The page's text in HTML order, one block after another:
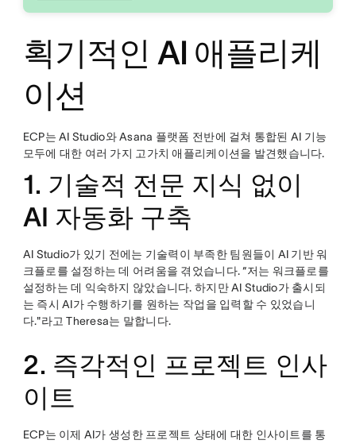
획기적인 AI 애플리케
이션
ECP는 AI Studio와 Asana 플랫폼 전반에 걸쳐 통합된 AI 기능
모두에 대한 여러 가지 고가치 애플리케이션을 발견했습니다.
1. 기술적 전문 지식 없이
AI 자동화 구축
AI Studio가 있기 전에는 기술력이 부족한 팀원들이 AI 기반 워
크플로를 설정하는 데 어려움을 겪었습니다. “저는 워크플로를
설정하는 데 익숙하지 않았습니다. 하지만 AI Studio가 출시되
는 즉시 AI가 수행하기를 원하는 작업을 입력할 수 있었습니
다."라고 Theresa는 말합니다.
2. 즉각적인 프로젝트 인사
이트
ECP는 이제 AI가 생성한 프로젝트 상태에 대한 인사이트를 통